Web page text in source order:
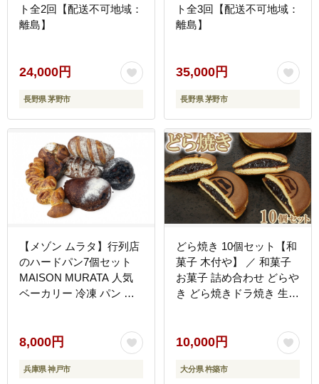
ト全2回【配送不可地域：
離島】
24,000円
長野県 茅野市
ト全3回【配送不可地域：
離島】
35,000円
長野県 茅野市
【メゾン ムラタ】行列店
のハードパン7個セット
MAISON MURATA 人気
ベーカリー 冷凍 パン 詰
8,000円
兵庫県 神戸市
どら焼き 10個セット【和
菓子 木付や】 ／ 和菓子
お菓子 詰め合わせ どらや
き どら焼きドラ焼き 生菓
10,000円
大分県 杵築市